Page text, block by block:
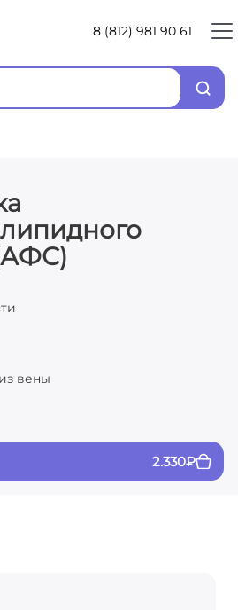
8 (812) 981 90 61
вены
2.330₽